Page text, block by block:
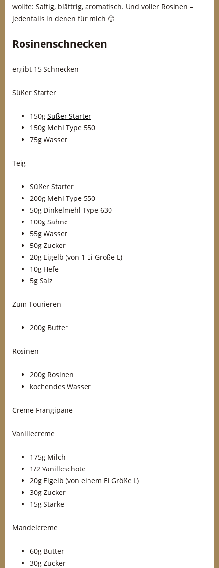
wollte: Saftig, blättrig, aromatisch. Und voller Rosinen –
jedenfalls in denen für mich 🙂
Rosinenschnecken
ergibt 15 Schnecken
Süßer Starter
150g Süßer Starter
150g Mehl Type 550
75g Wasser
Teig
Süßer Starter
200g Mehl Type 550
50g Dinkelmehl Type 630
100g Sahne
55g Wasser
50g Zucker
20g Eigelb (von 1 Ei Größe L)
10g Hefe
5g Salz
Zum Tourieren
200g Butter
Rosinen
200g Rosinen
kochendes Wasser
Creme Frangipane
Vanillecreme
175g Milch
1/2 Vanilleschote
20g Eigelb (von einem Ei Größe L)
30g Zucker
15g Stärke
Mandelcreme
60g Butter
30g Zucker